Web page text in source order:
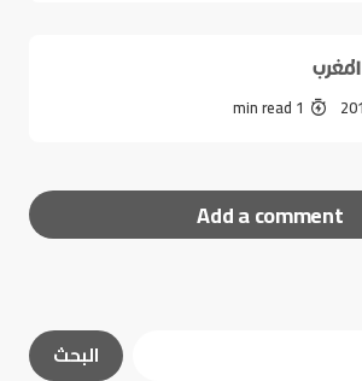
1 min read
Add a comment
الحقول الإلزاميةالبحث